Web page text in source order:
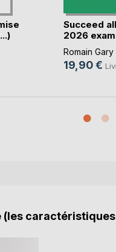
Succeed
2026
Analy(...)
Romain Gary
19,90 €